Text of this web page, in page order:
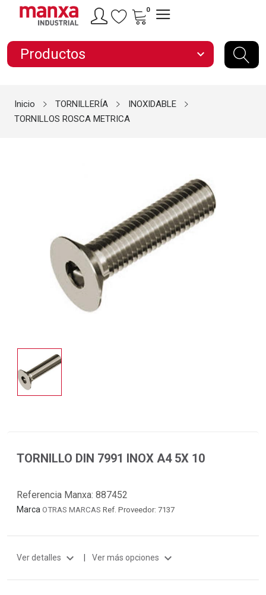
0
Productos expand_more
Inicio TORNILLERÍA
INOXIDABLE
TORNILLOS ROSCA METRICA
TORNILLO DIN 7991 INOX A4 5X 10
Referencia Manxa: 887452
Marca OTRAS MARCAS Ref. Proveedor: 7137
Ver detalles expand_more | Ver más opciones expand_more